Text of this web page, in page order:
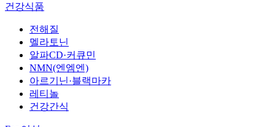
건강식품
전해질
멜라토닌
알파CD·커큐민
NMN(엔엠엔)
아르기닌·블랙마카
레티놀
건강간식